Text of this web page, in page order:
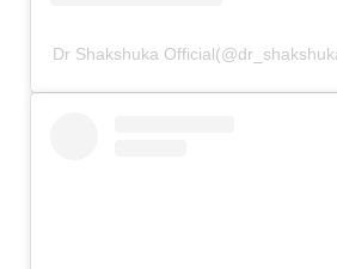
Dr Shakshuka